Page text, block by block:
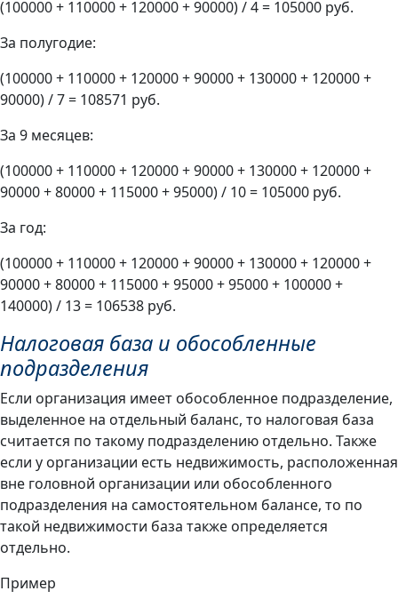
(100000 + 110000 + 120000 + 90000) / 4 = 105000 руб.
За полугодие:
(100000 + 110000 + 120000 + 90000 + 130000 + 120000 +
90000) / 7 = 108571 руб.
За 9 месяцев:
(100000 + 110000 + 120000 + 90000 + 130000 + 120000 +
90000 + 80000 + 115000 + 95000) / 10 = 105000 руб.
За год:
(100000 + 110000 + 120000 + 90000 + 130000 + 120000 +
90000 + 80000 + 115000 + 95000 + 95000 + 100000 +
140000) / 13 = 106538 руб.
Налоговая база и обособленные
подразделения
Если организация имеет обособленное подразделение,
выделенное на отдельный баланс, то налоговая база
считается по такому подразделению отдельно. Также
если у организации есть недвижимость, расположенная
вне головной организации или обособленного
подразделения на самостоятельном балансе, то по
такой недвижимости база также определяется
отдельно.
Пример